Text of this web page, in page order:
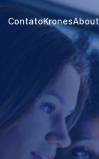
ContatoKronesAbout